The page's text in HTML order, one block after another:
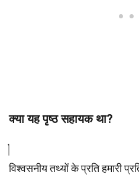
क्या यह पृष्ठ सहायक था?
विश्वसनीय तथ्यों के प्रति हमारी